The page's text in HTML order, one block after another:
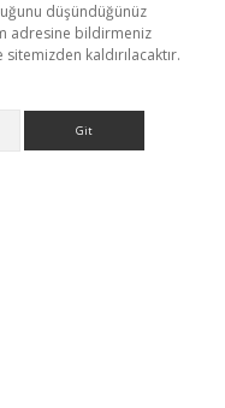
düşündüğünüz
adresine bildirmeniz
kaldırılacaktır.